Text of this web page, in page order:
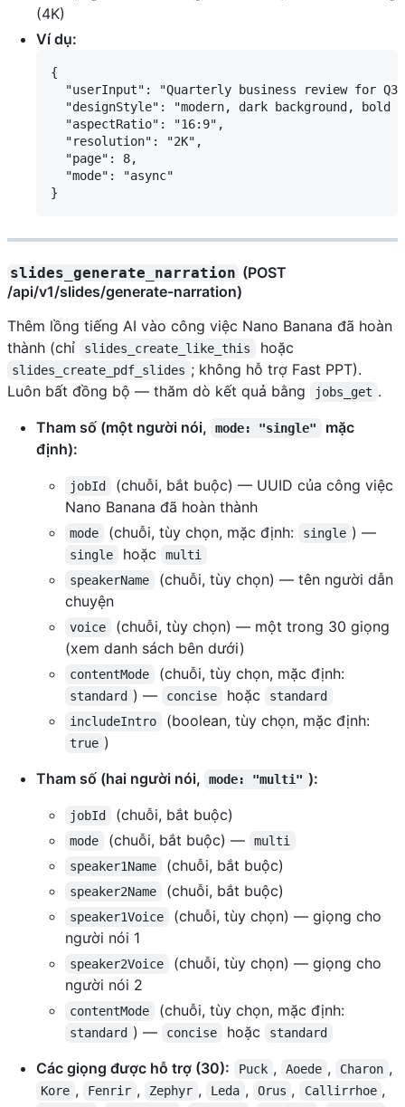
(4K)
Ví dụ:
{
"userInput": "Quarterly business review for Q3
"designStyle": "modern, dark background, bold
  "aspectRatio": "16:9",
  "resolution": "2K",
  "page": 8,
  "mode": "async"
slides_generate_narration (POST
/api/v1/slides/generate-narration)
Thêm lồng tiếng AI vào công việc Nano Banana đã hoàn
thành (chỉ
slides_create_like_this hoặc
slides_create_pdf_slides ; không hỗ trợ Fast PPT).
Luôn bất đồng bộ — thăm dò kết quả bằng
jobs_get .
Tham số (một người nói,
mode: "single"
mặc
định):
jobId
(chuỗi, bắt buộc) — UUID của công việc
Nano Banana đã hoàn thành
mode (chuỗi, tùy chọn, mặc định: single ) —
single hoặc
multi
speakerName
(chuỗi, tùy chọn) — tên người dẫn
chuyện
voice
(chuỗi, tùy chọn) — một trong 30 giọng
(xem danh sách bên dưới)
contentMode (chuỗi, tùy chọn, mặc định:
standard ) — concise hoặc
standard
includeIntro
(boolean, tùy chọn, mặc định:
true )
Tham số (hai người nói,
mode: "multi" ):
jobId (chuỗi, bắt buộc)
mode (chuỗi, bắt buộc) —
multi
speaker1Name
(chuỗi, bắt buộc)
speaker2Name (chuỗi, bắt buộc)
speaker1Voice
(chuỗi, tùy chọn) — giọng cho
người nói 1
speaker2Voice
(chuỗi, tùy chọn) — giọng cho
người nói 2
contentMode (chuỗi, tùy chọn, mặc định:
standard ) — concise hoặc standard
Các giọng được hỗ trợ (30): Puck , Aoede , Charon ,
Kore , Fenrir , Zephyr , Leda , Orus , Callirrhoe ,